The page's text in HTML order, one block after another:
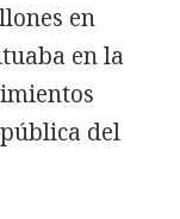
en
en la
del